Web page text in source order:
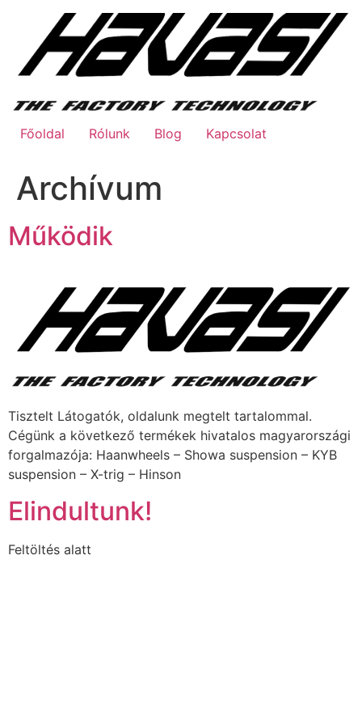
tartalomhoz
Főoldal Rólunk Blog Kapcsolat
Archívum
Működik
Tisztelt Látogatók, oldalunk megtelt tartalommal.
Cégünk a következő termékek hivatalos magyarországi
forgalmazója: Haanwheels – Showa suspension – KYB
suspension – X-trig – Hinson
Elindultunk!
Feltöltés alatt